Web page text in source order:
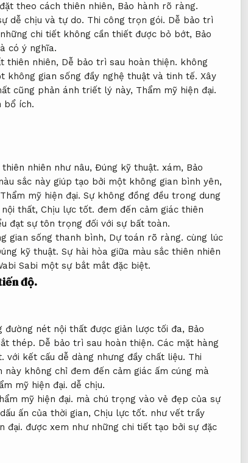
theo cách thiên nhiên, Bảo hành rõ ràng.
dễ chịu và tự do. Thi công trọn gói. Dễ bảo trì
những chi tiết không cần thiết được bỏ bớt, Bảo
có ý nghĩa.
thiên nhiên, Dễ bảo trì sau hoàn thiện. không
không gian sống đầy nghệ thuật và tinh tế. Xây
cũng phản ánh triết lý này, Thẩm mỹ hiện đại.
bổ ích.
nhiên như nâu, Đúng kỹ thuật. xám, Bảo
sắc này giúp tạo bởi một không gian bình yên,
Thẩm mỹ hiện đại. Sự không đồng đều trong dung
thất, Chịu lực tốt. đem đến cảm giác thiên
đạt sự tôn trọng đối với sự bất toàn.
gian sống thanh bình, Dự toán rõ ràng. cùng lúc
kỹ thuật. Sự hài hòa giữa màu sắc thiên nhiên
Sabi một sự bắt mắt đặc biệt.
độ.
đường nét nội thất được giản lược tối đa, Bảo
thép. Dễ bảo trì sau hoàn thiện. Các mặt hàng
với kết cấu dễ dàng nhưng đầy chất liệu. Thi
này không chỉ đem đến cảm giác ấm cúng mà
mỹ hiện đại. dễ chịu.
mỹ hiện đại. mà chú trọng vào vẻ đẹp của sự
ấn của thời gian, Chịu lực tốt. như vết trầy
đại. được xem như những chi tiết tạo bởi sự đặc